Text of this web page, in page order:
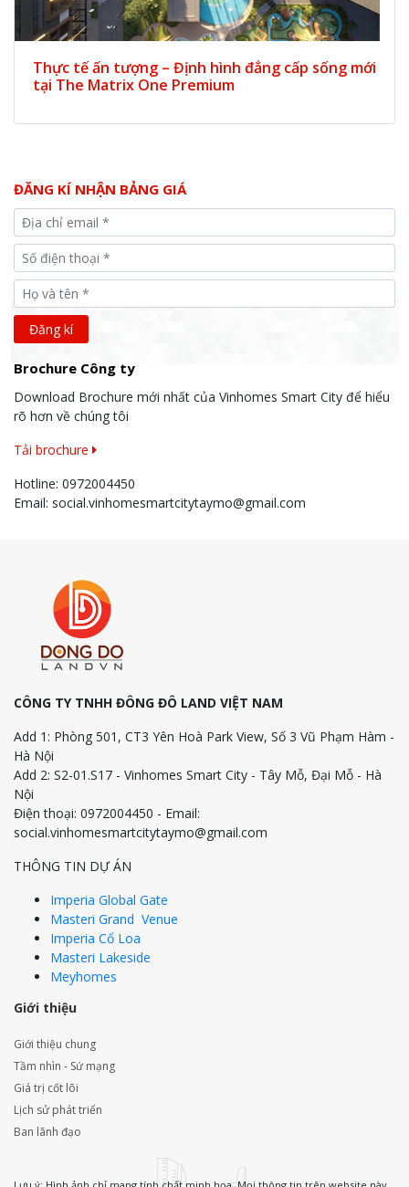
Thực tế ấn tượng – Định hình đẳng cấp sống mới
tại The Matrix One Premium
ĐĂNG KÍ NHẬN BẢNG GIÁ
Brochure Công ty
Download Brochure mới nhất của Vinhomes Smart City để hiểu
rõ hơn về chúng tôi
Tải brochure
Hotline: 0972004450
Email: social.vinhomesmartcitytaymo@gmail.com
CÔNG TY TNHH ĐÔNG ĐÔ LAND VIỆT NAM
Add 1: Phòng 501, CT3 Yên Hoà Park View, Số 3 Vũ Phạm Hàm -
Hà Nội
Add 2: S2-01.S17 - Vinhomes Smart City - Tây Mỗ, Đại Mỗ - Hà
Nội
Điện thoại: 0972004450 - Email:
social.vinhomesmartcitytaymo@gmail.com
THÔNG TIN DỰ ÁN
Imperia Global Gate
Masteri Grand Venue
Imperia Cổ Loa
Masteri Lakeside
Meyhomes
Giới thiệu
Giới thiệu chung
Tầm nhìn - Sứ mạng
Giá trị cốt lõi
Lịch sử phát triển
Ban lãnh đạo